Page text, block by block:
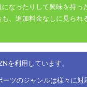
なったりして興味を持っ
、追加料金なしに見られ
を利用しています。
ーツのジャンルは様々に対